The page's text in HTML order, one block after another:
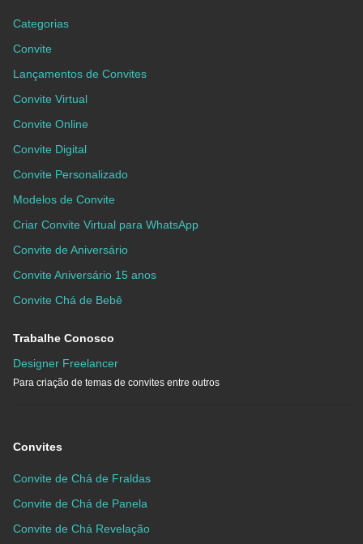
Categorias
Convite
Lançamentos de Convites
Convite Virtual
Convite Online
Convite Digital
Convite Personalizado
Modelos de Convite
Criar Convite Virtual para WhatsApp
Convite de Aniversário
Convite Aniversário 15 anos
Convite Chá de Bebê
Trabalhe Conosco
Designer Freelancer
Para criação de temas de convites entre outros
Convites
Convite de Chá de Fraldas
Convite de Chá de Panela
Convite de Chá Revelação